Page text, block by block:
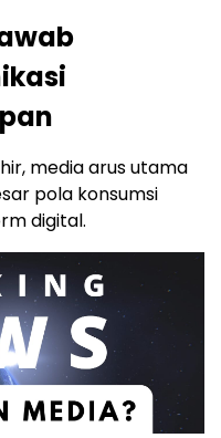
media arus utama
pola konsumsi
digital.